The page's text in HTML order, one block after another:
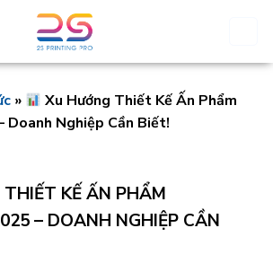
»
Xu Hướng Thiết Kế Ấn Phẩm
Nghiệp Cần Biết!
KẾ ẤN PHẨM
– DOANH NGHIỆP CẦN